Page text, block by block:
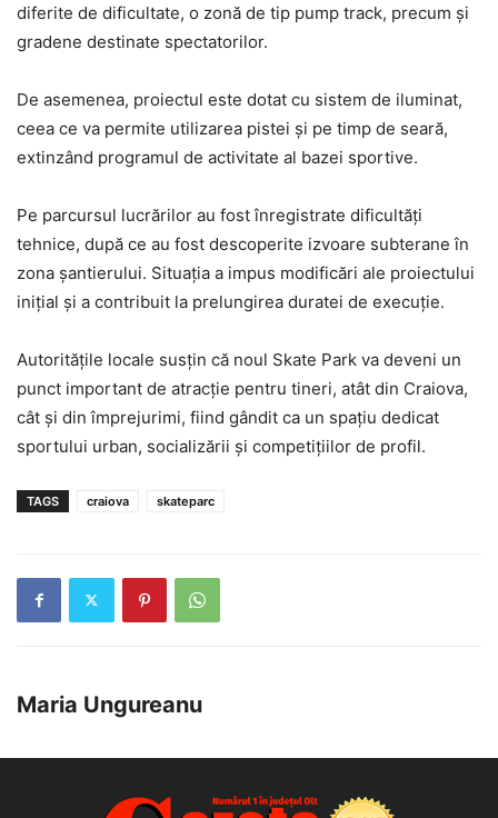
diferite de dificultate, o zonă de tip pump track, precum și
gradene destinate spectatorilor.
De asemenea, proiectul este dotat cu sistem de iluminat,
ceea ce va permite utilizarea pistei și pe timp de seară,
extinzând programul de activitate al bazei sportive.
Pe parcursul lucrărilor au fost înregistrate dificultăți
tehnice, după ce au fost descoperite izvoare subterane în
zona șantierului. Situația a impus modificări ale proiectului
inițial și a contribuit la prelungirea duratei de execuție.
Autoritățile locale susțin că noul Skate Park va deveni un
punct important de atracție pentru tineri, atât din Craiova,
cât și din împrejurimi, fiind gândit ca un spațiu dedicat
sportului urban, socializării și competițiilor de profil.
TAGS craiova skateparc
Maria Ungureanu